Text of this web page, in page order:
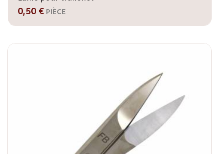
0,50 € PIÈCE